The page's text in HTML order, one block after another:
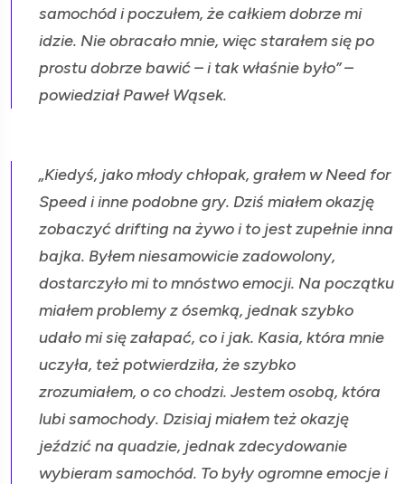
samochód i poczułem, że całkiem dobrze mi
idzie. Nie obracało mnie, więc starałem się po
prostu dobrze bawić – i tak właśnie było” –
powiedział Paweł Wąsek.
„Kiedyś, jako młody chłopak, grałem w Need for
Speed i inne podobne gry. Dziś miałem okazję
zobaczyć drifting na żywo i to jest zupełnie inna
bajka. Byłem niesamowicie zadowolony,
dostarczyło mi to mnóstwo emocji. Na początku
miałem problemy z ósemką, jednak szybko
udało mi się załapać, co i jak. Kasia, która mnie
uczyła, też potwierdziła, że szybko
zrozumiałem, o co chodzi. Jestem osobą, która
lubi samochody. Dzisiaj miałem też okazję
jeździć na quadzie, jednak zdecydowanie
wybieram samochód. To były ogromne emocje i